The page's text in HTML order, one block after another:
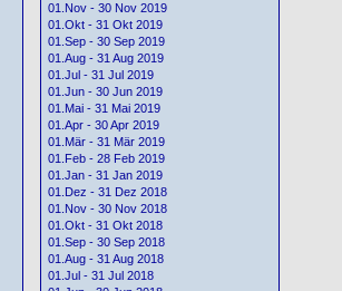
01.Nov - 30 Nov 2019
01.Okt - 31 Okt 2019
01.Sep - 30 Sep 2019
01.Aug - 31 Aug 2019
01.Jul - 31 Jul 2019
01.Jun - 30 Jun 2019
01.Mai - 31 Mai 2019
01.Apr - 30 Apr 2019
01.Mär - 31 Mär 2019
01.Feb - 28 Feb 2019
01.Jan - 31 Jan 2019
01.Dez - 31 Dez 2018
01.Nov - 30 Nov 2018
01.Okt - 31 Okt 2018
01.Sep - 30 Sep 2018
01.Aug - 31 Aug 2018
01.Jul - 31 Jul 2018